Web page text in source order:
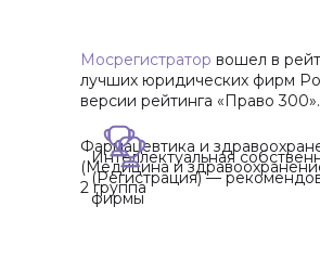
Интеллектуальная
(Регистрация) —
фирмы
Фармацевтика и
(Медицина и
2 группа
Мосрегистратор вошел в
лучших юридических фирм
версии рейтинга «Право 300».